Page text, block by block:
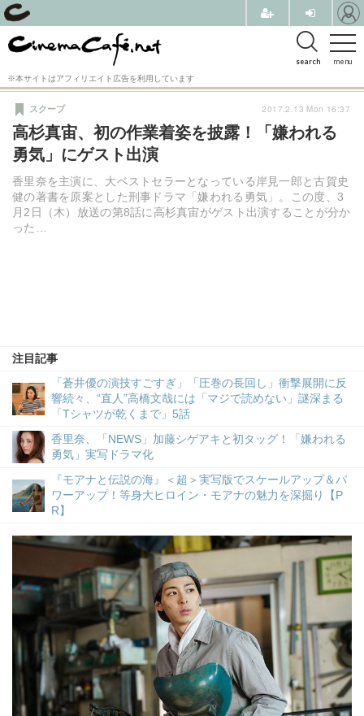
menu
search
※本サイトはアフィリエイト広告を利用しています
高杉真宙、初の作業着姿を披露！「嫌われる
勇気」にゲスト出演
香里奈を主演に、大ベストセラーとなっている岸見一郎と古賀史
健の著書を原案とした刑事ドラマ「嫌われる勇気」。この度、3
月2日（木）放送の第8話に高杉真宙がゲスト出演することが分か
った…
スクープ
注目記事
「蒼井優の演技すごすぎ」「圧巻の長回し」衝撃展開に反
響続々、“直人”高橋文哉には「マジで読めない」謎深まる
「Tシャツが乾くまで」5話
香里奈、「NEWS」加藤シゲアキと初タッグ！「嫌われる
勇気」実写ドラマ化
『モアナと伝説の海』＜超＞実写版でスケールアップ＆パ
ワーアップ！等身大ヒロイン・モアナの魅力を深掘り【P
R】
2017.2.13 Mon 16:37